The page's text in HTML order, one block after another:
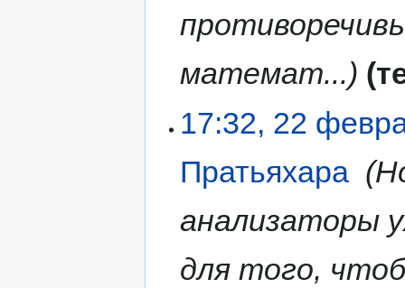
математ...
17:32, 22
Пратьяхара
анализаторы
для того,